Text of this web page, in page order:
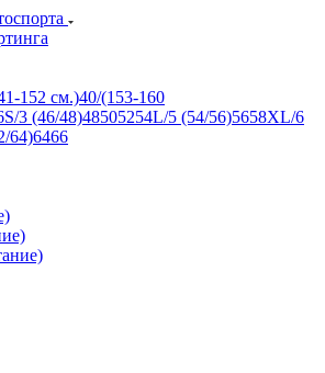
152 см.)40/(153-160
S/3 (46/48)48505254L/5 (54/56)5658XL/6
64)6466